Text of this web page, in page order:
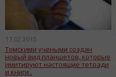
17.02.2015
Томскими учеными создан
новый вид планшетов, которые
имитируют настоящие тетради
и книги .